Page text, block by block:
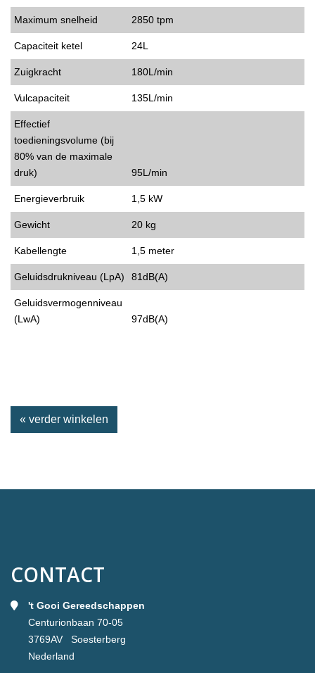
Maximum snelheid 2850 tpm
Capaciteit ketel 24L
Zuigkracht 180L/min
Vulcapaciteit 135L/min
Effectief
toedieningsvolume (bij
80% van de maximale
druk)
95L/min
Energieverbruik 1,5 kW
Gewicht 20 kg
Kabellengte 1,5 meter
Geluidsdrukniveau (LpA) 81dB(A)
Geluidsvermogenniveau
(LwA)
97dB(A)
« verder winkelen
CONTACT
't Gooi Gereedschappen
Centurionbaan 70-05
3769AV Soesterberg
Nederland